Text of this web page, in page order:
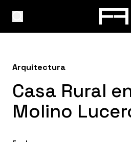
Arquitectura
Casa Rural
Molino